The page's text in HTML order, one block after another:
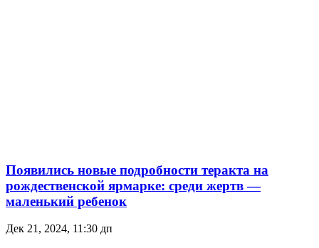
Появились новые подробности теракта на
рождественской ярмарке: среди жертв —
маленький ребенок
Дек 21, 2024, 11:30 дп